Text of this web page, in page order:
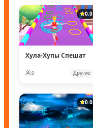
0.0
Хула-Хупы Спешат
0 Другие
0.0